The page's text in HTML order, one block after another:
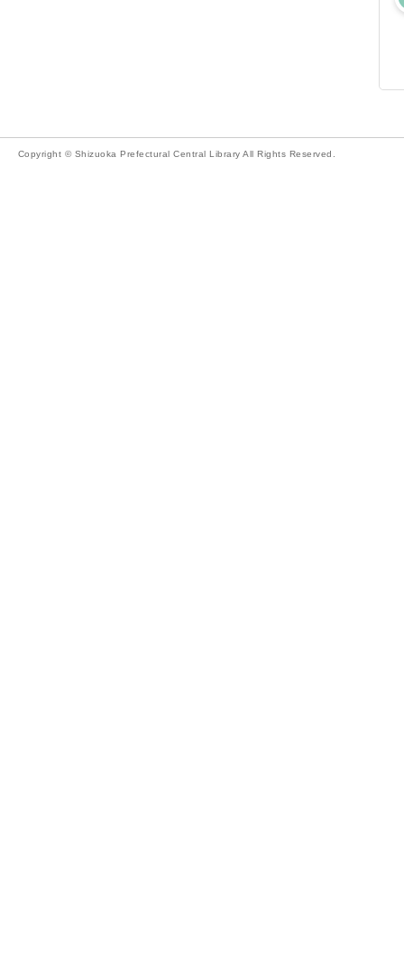
Copyright © Shizuoka Prefectural Central Library All Rights Reserved.